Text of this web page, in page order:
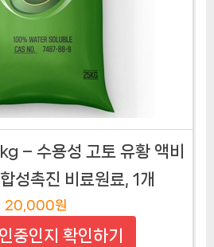
– 수용성 고토 유황 액비
성촉진 비료원료, 1개
20,000원
중인지 확인하기